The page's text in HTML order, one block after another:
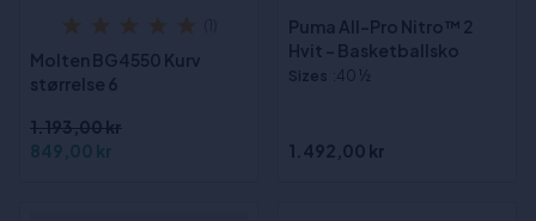
Molten BG4550 Kurv
størrelse 6
1.193,00 kr
849,00 kr
Puma All-Pro Nitro™ 2
Hvit - Basketballsko
Sizes :40 ½
1.492,00 kr